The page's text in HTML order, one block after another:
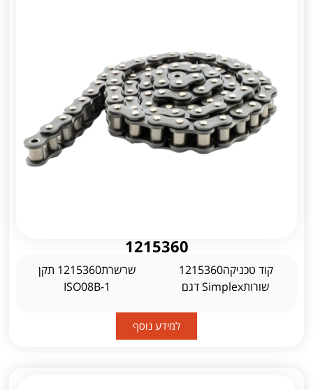
1215360
קוד טכניקה1215360
שורותSimplex דגם
שרשרת1215360 תקן
ISO08B-1
למידע נוסף